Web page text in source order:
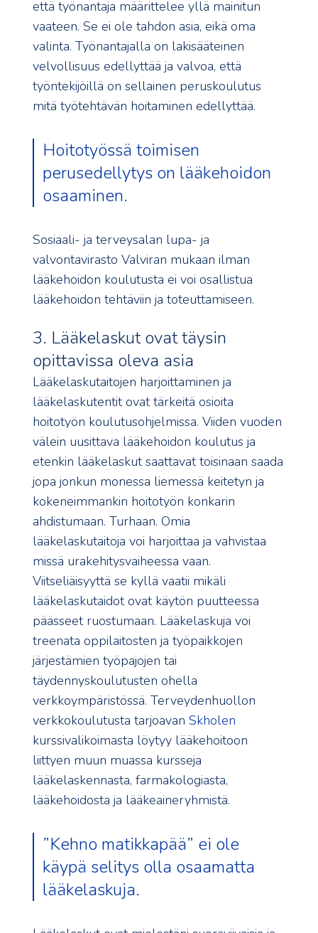
että työnantaja määrittelee yllä mainitun
vaateen. Se ei ole tahdon asia, eikä oma
valinta. Työnantajalla on lakisääteinen
velvollisuus edellyttää ja valvoa, että
työntekijöillä on sellainen peruskoulutus
mitä työtehtävän hoitaminen edellyttää.
Hoitotyössä toimisen
perusedellytys on lääkehoidon
osaaminen.
Sosiaali- ja terveysalan lupa- ja
valvontavirasto Valviran mukaan ilman
lääkehoidon koulutusta ei voi osallistua
lääkehoidon tehtäviin ja toteuttamiseen.
3. Lääkelaskut ovat täysin
opittavissa oleva asia
Lääkelaskutaitojen harjoittaminen ja
lääkelaskutentit ovat tärkeitä osioita
hoitotyön koulutusohjelmissa. Viiden vuoden
välein uusittava lääkehoidon koulutus ja
etenkin lääkelaskut saattavat toisinaan saada
jopa jonkun monessa liemessä keitetyn ja
kokeneimmankin hoitotyön konkarin
ahdistumaan. Turhaan. Omia
lääkelaskutaitoja voi harjoittaa ja vahvistaa
missä urakehitysvaiheessa vaan.
Viitseliäisyyttä se kyllä vaatii mikäli
lääkelaskutaidot ovat käytön puutteessa
päässeet ruostumaan. Lääkelaskuja voi
treenata oppilaitosten ja työpaikkojen
järjestämien työpajojen tai
täydennyskoulutusten ohella
verkkoympäristössä. Terveydenhuollon
verkkokoulutusta tarjoavan Skholen
kurssivalikoimasta löytyy lääkehoitoon
liittyen muun muassa kursseja
lääkelaskennasta, farmakologiasta,
lääkehoidosta ja lääkeaineryhmistä.
”Kehno matikkapää” ei ole
käypä selitys olla osaamatta
lääkelaskuja.